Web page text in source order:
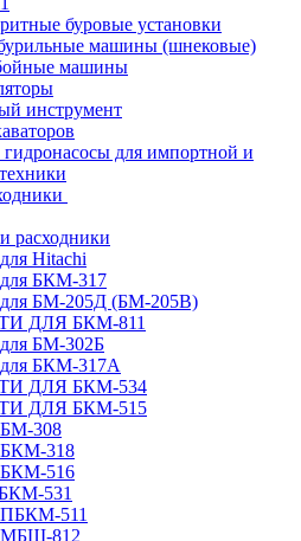
буровые установки
машины (шнековые)
машины
инструмент
для импортной и
расходники
Hitachi
для БКМ-317
для БМ-205Д (БМ-205В)
ДЛЯ БКМ-811
для БМ-302Б
для БКМ-317А
ДЛЯ БКМ-534
ДЛЯ БКМ-515
БМ-308
БКМ-318
БКМ-516
БКМ-531
ПБКМ-511
МБШ-812